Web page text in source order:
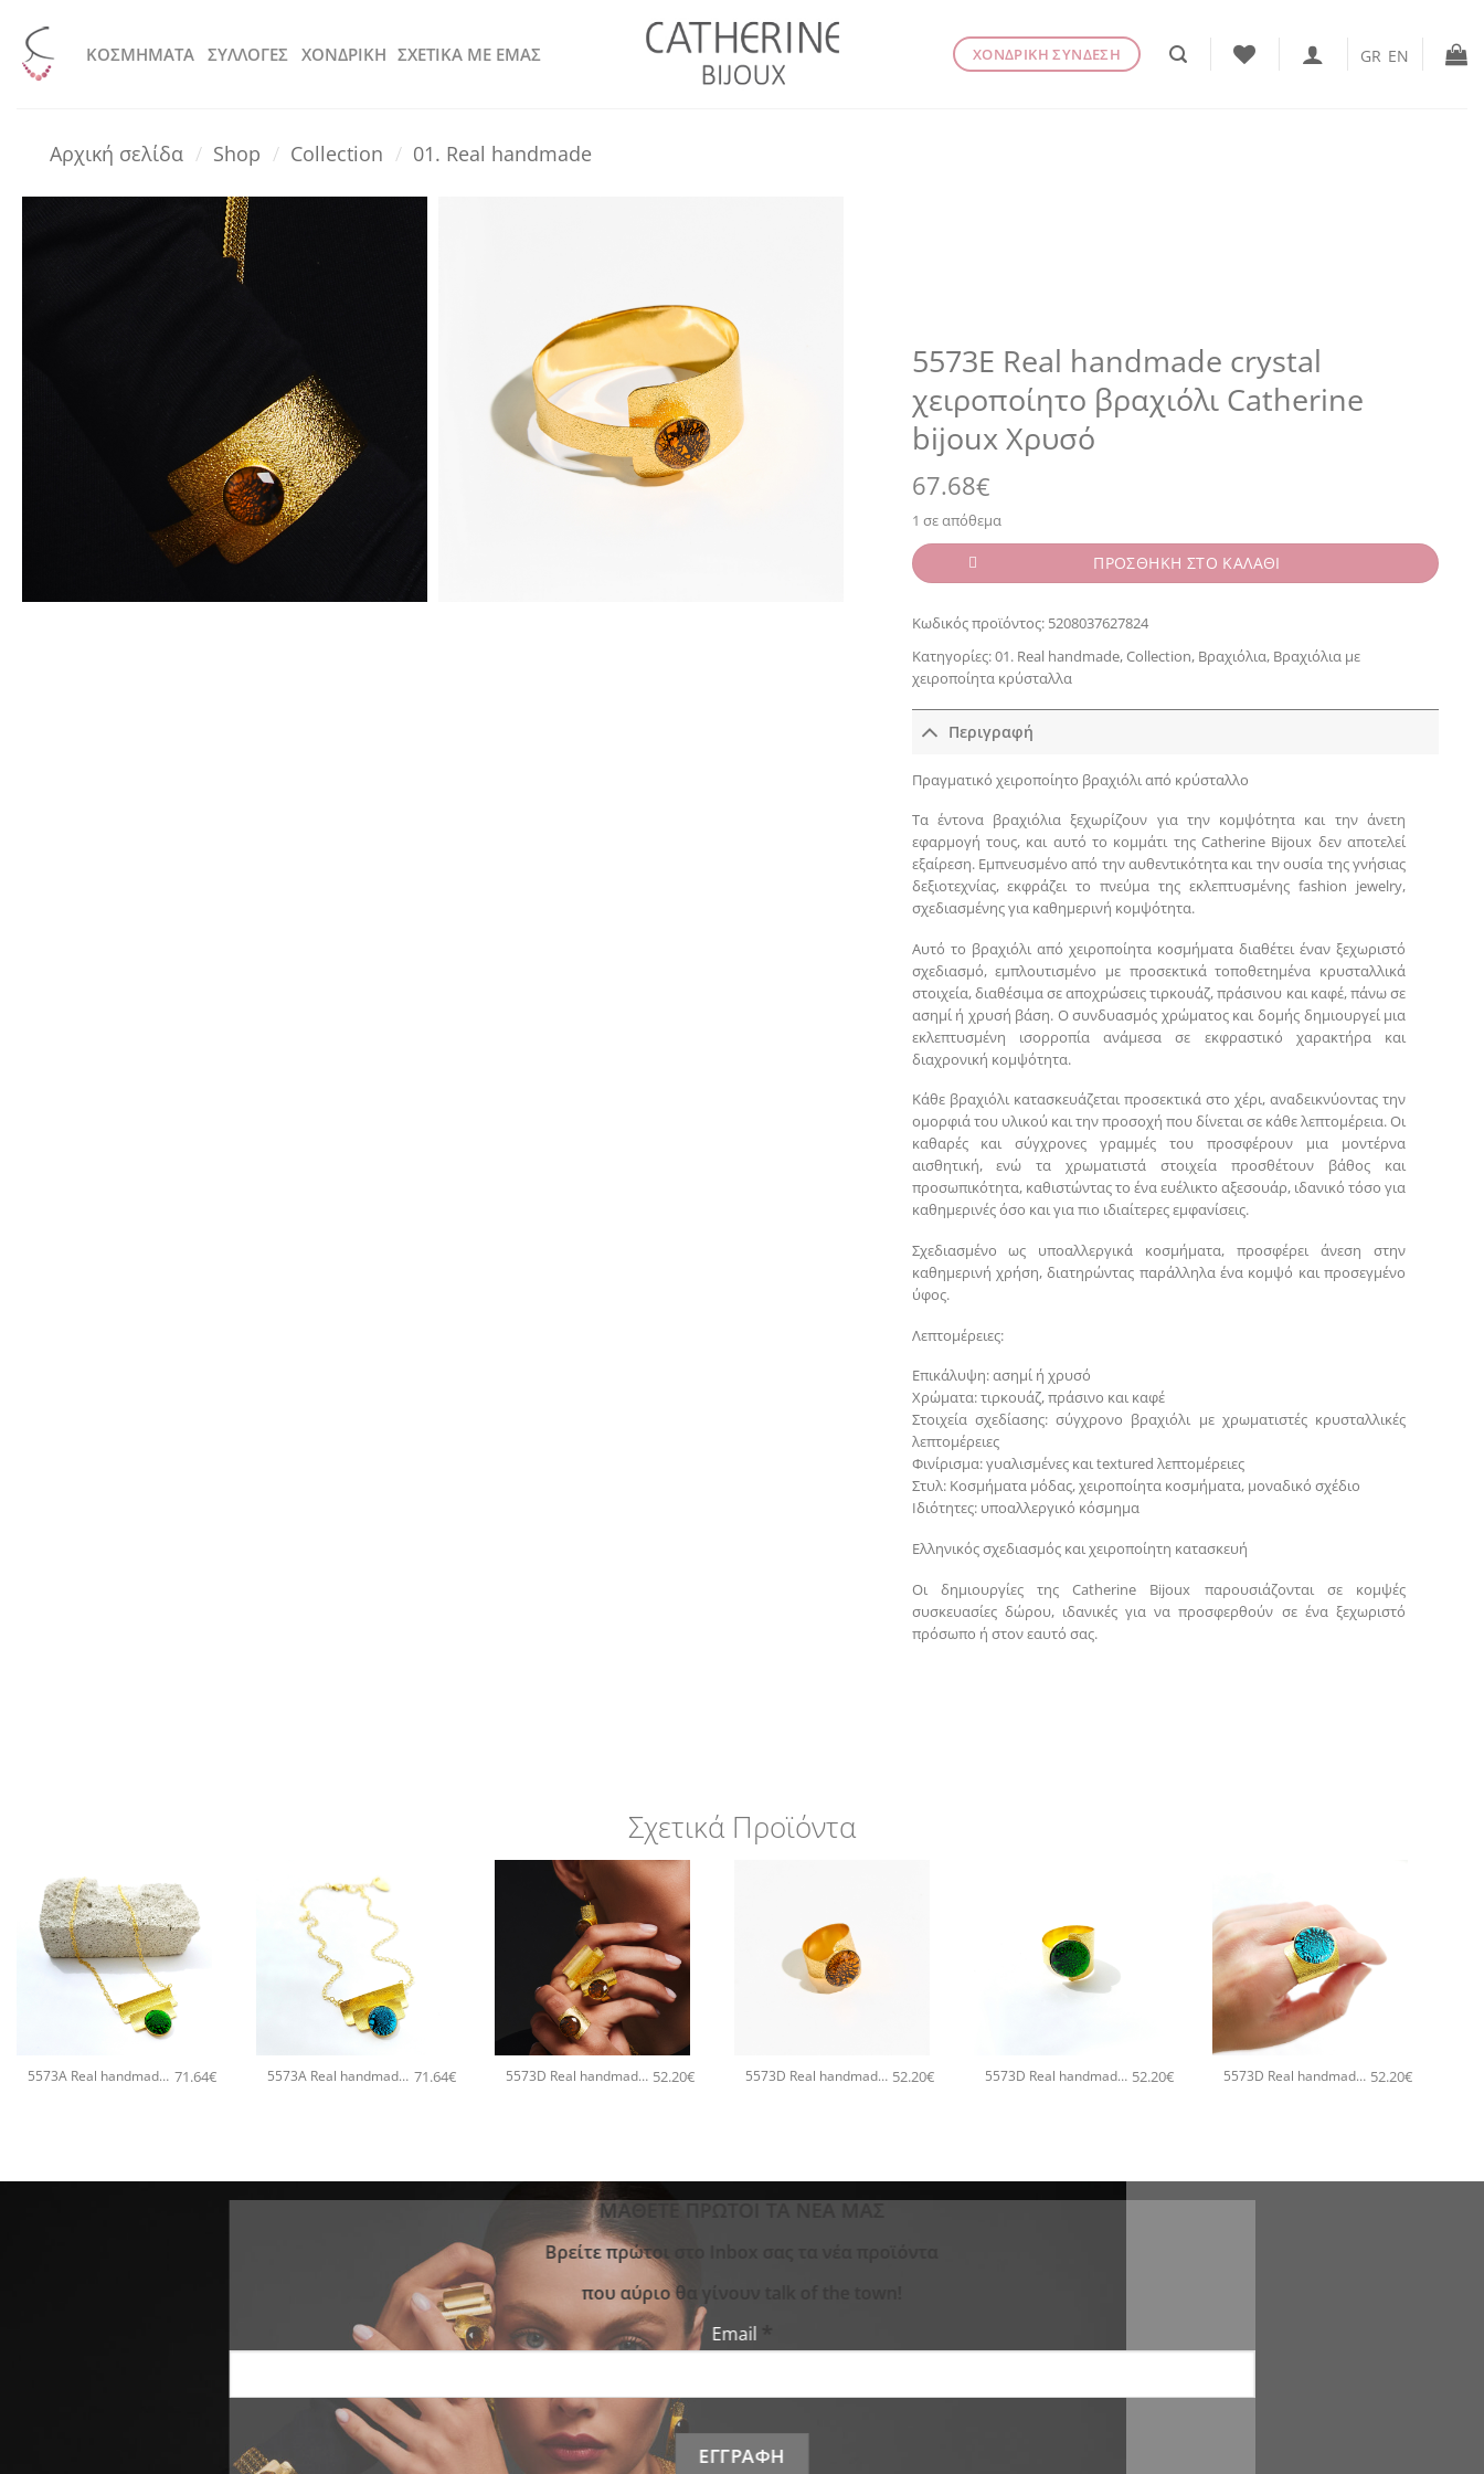
στο
περιεχόμενο
KOΣΜΗΜΑΤΑ ΣΥΛΛΟΓΕΣ ΧΟΝΔΡΙΚΗ ΣΧΕΤΙΚΑ ΜΕ ΕΜΑΣ ΧΟΝΔΡΙΚΗ ΣΥΝΔΕΣΗ GR EN
Αρχική σελίδα / Shop / Collection / 01. Real handmade
5573E Real handmade crystal
χειροποίητο βραχιόλι Catherine
bijoux Χρυσό
67.68€
1 σε απόθεμα
ΠΡΟΣΘΗΚΗ ΣΤΟ ΚΑΛΑΘΙ
Κωδικός προϊόντος: 5208037627824
Κατηγορίες:01. Real handmade,Collection, Βραχιόλια, Βραχιόλια με
χειροποίητα κρύσταλλα
Περιγραφή
Πραγματικό χειροποίητο βραχιόλι από κρύσταλλο
Τα έντονα βραχιόλια ξεχωρίζουν για την κομψότητα και την άνετη
εφαρμογή τους, και αυτό το κομμάτι της Catherine Bijoux δεν αποτελεί
εξαίρεση. Εμπνευσμένο από την αυθεντικότητα και την ουσία της γνήσιας
δεξιοτεχνίας, εκφράζει το πνεύμα της εκλεπτυσμένης fashion jewelry,
σχεδιασμένης για καθημερινή κομψότητα.
Αυτό το βραχιόλι από χειροποίητα κοσμήματα διαθέτει έναν ξεχωριστό
σχεδιασμό, εμπλουτισμένο με προσεκτικά τοποθετημένα κρυσταλλικά
στοιχεία, διαθέσιμα σε αποχρώσεις τιρκουάζ, πράσινου και καφέ, πάνω σε
ασημί ή χρυσή βάση. Ο συνδυασμός χρώματος και δομής δημιουργεί μια
εκλεπτυσμένη ισορροπία ανάμεσα σε εκφραστικό χαρακτήρα και
διαχρονική κομψότητα.
Κάθε βραχιόλι κατασκευάζεται προσεκτικά στο χέρι, αναδεικνύοντας την
ομορφιά του υλικού και την προσοχή που δίνεται σε κάθε λεπτομέρεια. Οι
καθαρές και σύγχρονες γραμμές του προσφέρουν μια μοντέρνα
αισθητική, ενώ τα χρωματιστά στοιχεία προσθέτουν βάθος και
προσωπικότητα, καθιστώντας το ένα ευέλικτο αξεσουάρ, ιδανικό τόσο για
καθημερινές όσο και για πιο ιδιαίτερες εμφανίσεις.
Σχεδιασμένο ως υποαλλεργικά κοσμήματα, προσφέρει άνεση στην
καθημερινή χρήση, διατηρώντας παράλληλα ένα κομψό και προσεγμένο
ύφος.
Λεπτομέρειες:
Επικάλυψη: ασημί ή χρυσό
Χρώματα: τιρκουάζ, πράσινο και καφέ
Στοιχεία σχεδίασης: σύγχρονο βραχιόλι με χρωματιστές κρυσταλλικές
λεπτομέρειες
Φινίρισμα: γυαλισμένες και textured λεπτομέρειες
Στυλ: Κοσμήματα μόδας, χειροποίητα κοσμήματα, μοναδικό σχέδιο
Ιδιότητες: υποαλλεργικό κόσμημα
Ελληνικός σχεδιασμός και χειροποίητη κατασκευή
Οι δημιουργίες της Catherine Bijoux παρουσιάζονται σε κομψές
συσκευασίες δώρου, ιδανικές για να προσφερθούν σε ένα ξεχωριστό
πρόσωπο ή στον εαυτό σας.
Σχετικά Προϊόντα
5573A Real handmade crystal small χειροποίητο κολιέ Catherine bijoux Πράσινο 71.64€ 5573A Real handmade crystal small χειροποίητο κολιέ Catherine bijoux Τυρκουάζ 71.64€ 5573D Real handmade crystal big χειροποίητο δαχτυλιδι Catherine bijoux Ασημί 52.20€ 5573D Real handmade crystal big χειροποίητο δαχτυλιδι Catherine bijoux Χρυσό 52.20€ 5573D Real handmade crystal big χειροποίητο δαχτυλιδι Catherine bijoux Πράσινο 52.20€ 5573D Real handmade crystal big χειροποίητο δαχτυλιδι Catherine bijoux Τυρκουάζ 52.20€
ΜΑΘΕΤΕ ΠΡΩΤΟΙ ΤΑ ΝΕΑ ΜΑΣ
Bρείτε πρώτοι στο Inbox σας τα νέα προϊόντα
που αύριο θα γίνουν talk of the town!
Email